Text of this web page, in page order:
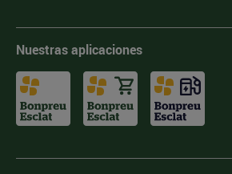
Nuestras aplicaciones